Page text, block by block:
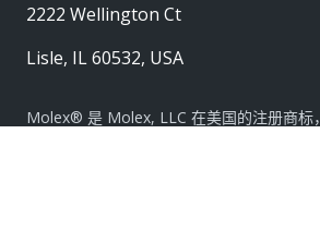
2222 Wellington Ct
Lisle, IL 60532, USA
Molex® 是 Molex, LLC 在美国的注册商标，